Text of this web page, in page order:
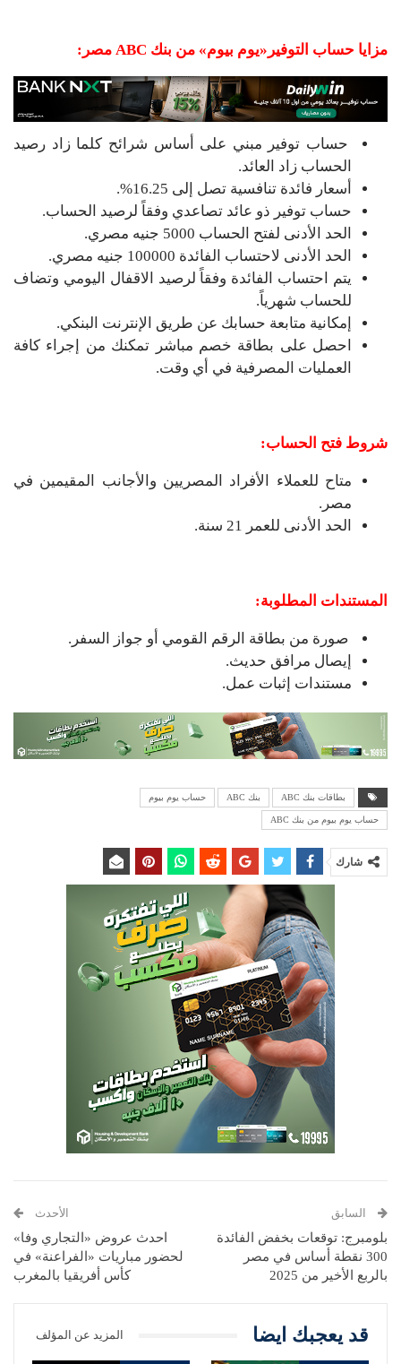
مزايا حساب التوفير«يوم بيوم» من بنك ABC مصر:
حساب توفير مبني على أساس شرائح كلما زاد رصيد
الحساب زاد العائد.
أسعار فائدة تنافسية تصل إلى 16.25%.
حساب توفير ذو عائد تصاعدي وفقاً لرصيد الحساب.
الحد الأدنى لفتح الحساب 5000 جنيه مصري.
الحد الأدنى لاحتساب الفائدة 100000 جنيه مصري.
يتم احتساب الفائدة وفقاً لرصيد الاقفال اليومي وتضاف
للحساب شهرياً.
إمكانية متابعة حسابك عن طريق الإنترنت البنكي.
احصل على بطاقة خصم مباشر تمكنك من إجراء كافة
العمليات المصرفية في أي وقت.
شروط فتح الحساب:
متاح للعملاء الأفراد المصريين والأجانب المقيمين في
مصر.
الحد الأدنى للعمر 21 سنة.
المستندات المطلوبة:
صورة من بطاقة الرقم القومي أو جواز السفر.
إيصال مرافق حديث.
مستندات إثبات عمل.
بطاقات بنك ABC بنك ABC حساب يوم بيوم
حساب يوم بيوم من بنك ABC
شارك
السابق
بلومبرج: توقعات بخفض الفائدة
300 نقطة أساس في مصر
بالربع الأخير من 2025
الأحدث
احدث عروض «التجاري وفا»
لحضور مباريات «الفراعنة» في
كأس أفريقيا بالمغرب
قد يعجبك ايضا المزيد عن المؤلف